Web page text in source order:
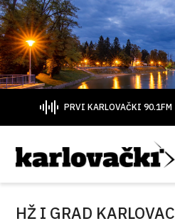
PRVI KARLOVAČKI 90.1FM
HŽ I GRAD KARLOVAC